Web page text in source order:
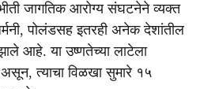
जागतिक आरोग्य संघटनेने व्यक्त
पोलंडसह इतरही अनेक देशांतील
आहे. या उष्णतेच्या लाटेला
त्याचा विळखा सुमारे १५